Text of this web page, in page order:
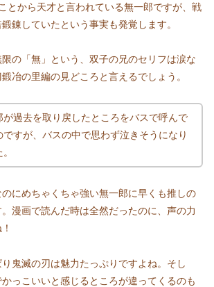
とから天才と言われている無一郎ですが、戦
錬していたという事実も発覚します。
の「無」という、双子の兄のセリフは涙な
冶の里編の見どころと言えるでしょう。
が過去を取り戻したところをバスで呼んで
ですが、バスの中で思わず泣きそうになり
にめちゃくちゃ強い無一郎に早くも推しの
漫画で読んだ時は全然だったのに、声の力
鬼滅の刃は魅力たっぷりですよね。そし
っこいいと感じるところが違ってくるのも